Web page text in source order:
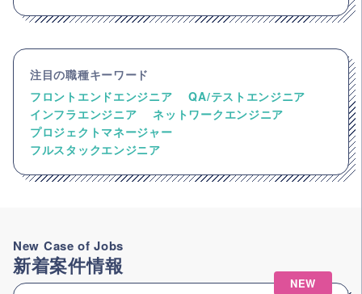
注目の職種キーワード
フロントエンドエンジニア
QA/テストエンジニア
インフラエンジニア
ネットワークエンジニア
プロジェクトマネージャー
フルスタックエンジニア
New Case of Jobs
新着案件情報
NEW